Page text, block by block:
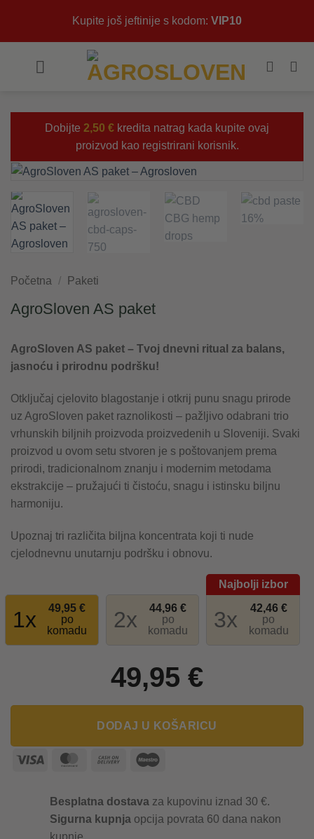
content
Kupite još jeftinije s kodom: VIP10
Dobijte 2,50 € kredita natrag kada kupite ovaj
proizvod kao registrirani korisnik.
Početna / Paketi
AgroSloven AS paket
AgroSloven AS paket – Tvoj dnevni ritual za balans,
jasnoću i prirodnu podršku!
Otključaj cjelovito blagostanje i otkrij punu snagu prirode
uz AgroSloven paket raznolikosti – pažljivo odabrani trio
vrhunskih biljnih proizvoda proizvedenih u Sloveniji. Svaki
proizvod u ovom setu stvoren je s poštovanjem prema
prirodi, tradicionalnom znanju i modernim metodama
ekstrakcije – pružajući ti čistoću, snagu i istinsku biljnu
harmoniju.
Upoznaj tri različita biljna koncentrata koji ti nude
cjelodnevnu unutarnju podršku i obnovu.
1 49,95€
po
komadu
2 44,96 €
po
komadu
3 42,46 €
po
komadu
49,95 €
DODAJ U KOŠARICU
Visa MasterCard
Cash
Besplatna dostava za kupovinu iznad 30 €.
Sigurna kupnja opcija povrata 60 dana nakon
kupnje.